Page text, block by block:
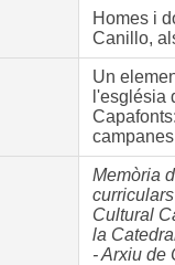
Homes i
Canillo,
Un
l'església
campanes
Memòria
Cultural
la
- Arxiu de